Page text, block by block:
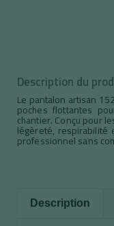
Description du
Le pantalon artisan
poches flottantes
chantier. Conçu pour
légèreté, respirabilité
professionnel sans
Description